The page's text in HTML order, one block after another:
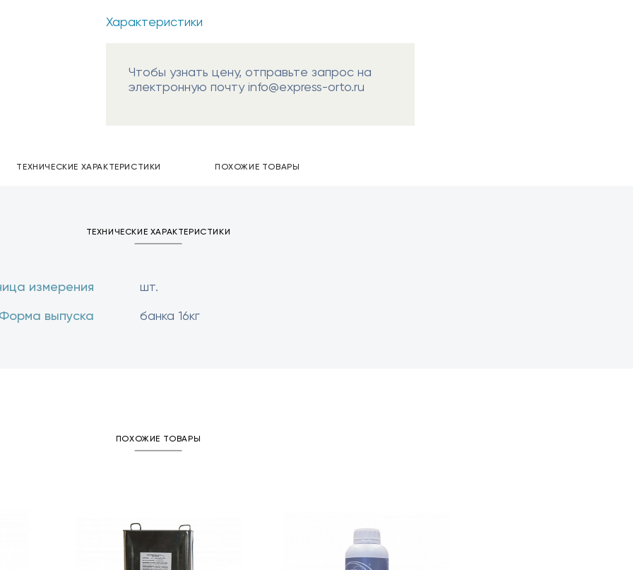
Характеристики
Чтобы узнать цену, отправьте запрос на
электронную почту info@express-orto.ru
ТЕХНИЧЕСКИЕ ХАРАКТЕРИСТИКИ ПОХОЖИЕ ТОВАРЫ
ТЕХНИЧЕСКИЕ ХАРАКТЕРИСТИКИ
измерения
шт.
выпуска
банка 16кг
ПОХОЖИЕ ТОВАРЫ